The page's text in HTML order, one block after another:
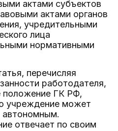
актами субъектов
актами органов
учредительными
лица
нормативными
перечисляя
работодателя,
положение ГК РФ,
учреждение может
отвечает по своим